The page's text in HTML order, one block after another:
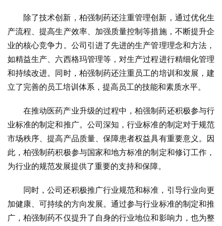
除了技术创新，柏强制药还注重管理创新，通过优化生
产流程、提高生产效率、加强质量控制等措施，不断提升企
业的核心竞争力。公司引进了先进的生产管理理念和方法，
如精益生产、六西格玛管理等，对生产过程进行精细化管理
和持续改进。同时，柏强制药还注重员工的培训和发展，建
立了完善的员工培训体系，提高员工的技能和素质水平。
在推动医药产业升级的过程中，柏强制药还积极参与行
业标准的制定和推广。公司深知，行业标准的制定对于规范
市场秩序、提高产品质量、保障患者权益具有重要意义。因
此，柏强制药积极参与国家和地方标准的制定和修订工作，
为行业的规范发展提供了重要的支持和保障。
同时，公司还积极推广行业规范和标准，引导行业向更
加健康、可持续的方向发展。通过参与行业标准的制定和推
广，柏强制药不仅提升了自身的行业地位和影响力，也为整